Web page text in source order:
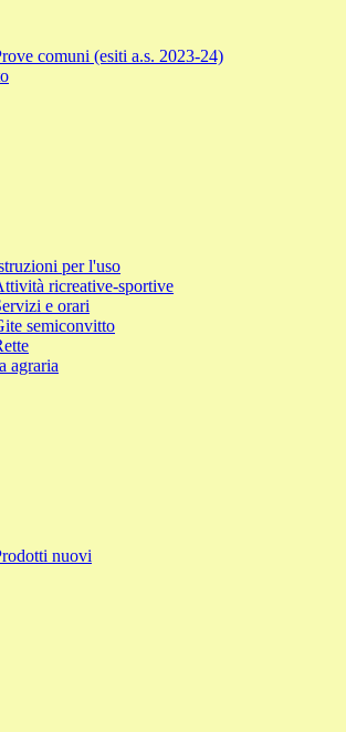
comuni (esiti a.s. 2023-24)
per l'uso
ricreative-sportive
e orari
semiconvitto
agraria
nuovi